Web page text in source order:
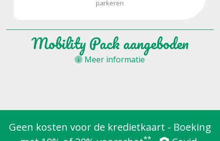
parkeren
Mobility Pack aangeboden
Meer informatie
Geen kosten voor de kredietkaart - Boeking
**